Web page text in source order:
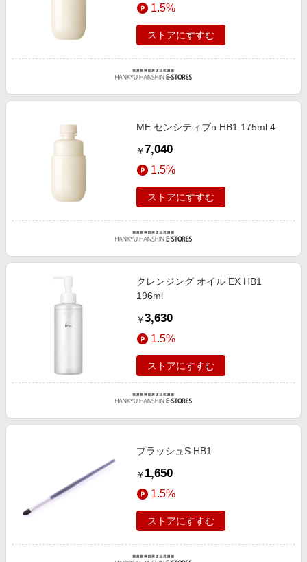
1.5%
ストアにすすむ
ME センシティブn HB1 175ml 4
￥ 7,040
1.5%
ストアにすすむ
クレンジング オイル EX HB1
196ml
￥ 3,630
1.5%
ストアにすすむ
ブラッシュS HB1
￥ 1,650
1.5%
ストアにすすむ